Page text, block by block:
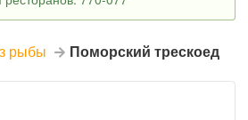
рыбы Поморский трескоед